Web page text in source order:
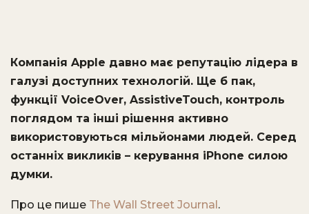
Компанія Apple давно має репутацію лідера в
галузі доступних технологій. Ще б пак,
функції VoiceOver, AssistiveTouch, контроль
поглядом та інші рішення активно
використовуються мільйонами людей. Серед
останніх викликів – керування iPhone силою
думки.
Про це пише The Wall Street Journal.